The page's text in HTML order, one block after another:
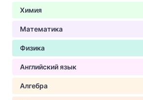
Химия
Математика
Физика
Английский язык
Алгебра